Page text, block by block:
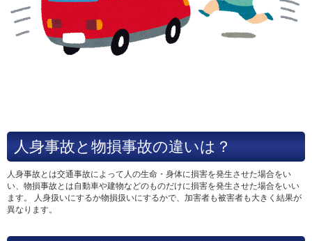
人身事故と物損事故の違いは？
人身事故とは交通事故によって人の生命・身体に損害を発生させた場合をい
い、物損事故とは自動車や建物などのものだけに損害を発生させた場合をいい
ます。 人身扱いにするか物損扱いにするかで、加害者も被害者も大きく結果が
異なります。